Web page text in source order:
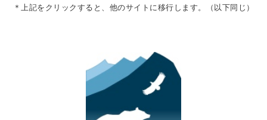
＊上記をクリックすると、他のサイトに移行します。（以下同じ）